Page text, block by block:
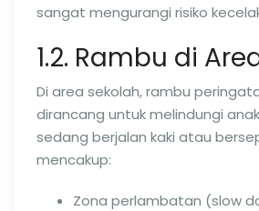
sangat mengurangi risiko
1.2. Rambu di
Di area sekolah, rambu
dirancang untuk melindungi
sedang berjalan kaki atau
mencakup:
Zona perlambatan (slow